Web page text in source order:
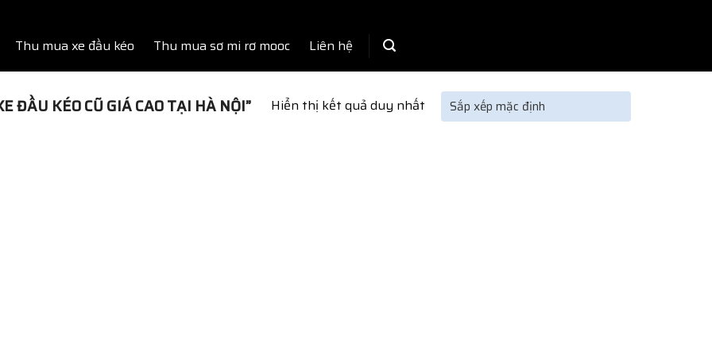
Thu mua xe đầu kéo Thu mua sơ mi rơ mooc Liên hệ
ĐẦU KÉO CŨ GIÁ CAO TẠI HÀ NỘI” Hiển thị kết quả duy nhất